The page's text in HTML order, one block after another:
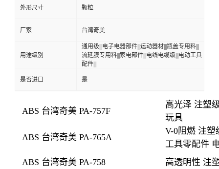
外形尺寸 颗粒
厂家 台湾奇美
用途级别
通用级|||电子电器部件|||运动器材|||瓶盖专用料|||
流延膜专用料|||家电部件|||电线电缆级|||电动工具
配件|||
是否进口 是
ABS 台湾奇美 PA-757F
高光泽 注塑
玩具
ABS 台湾奇美 PA-765A
V-0阻燃 注
工具零配件
ABS 台湾奇美 PA-758
高透明性 注